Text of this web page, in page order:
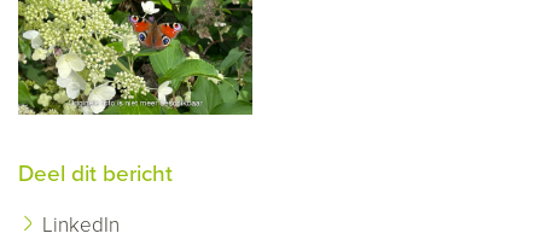
Deel dit bericht
LinkedIn